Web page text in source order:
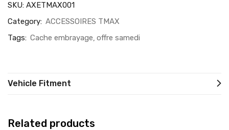
SKU: AXETMAX001
Category: ACCESSOIRES TMAX
Tags: Cache embrayage offre samedi
Vehicle Fitment
Related products